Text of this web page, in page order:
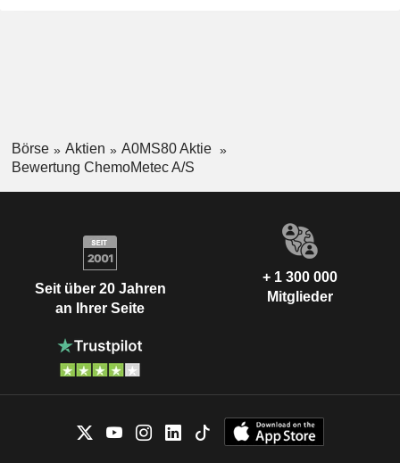
Börse Aktien
A0MS80 Aktie
Bewertung ChemoMetec A/S
Seit über 20 Jahren
an Ihrer Seite
+ 1 300 000
Mitglieder